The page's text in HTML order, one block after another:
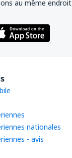
au même endroit
nationales
- avis